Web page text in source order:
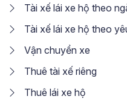
Tài xế lái xe hộ theo
Tài xế lái xe hộ theo
Vận chuyển xe
Thuê tài xế riêng
Thuê lái xe hộ